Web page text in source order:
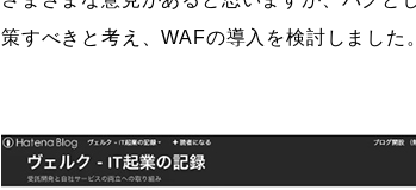
策すべきと考え、WAFの導入を検討しました。